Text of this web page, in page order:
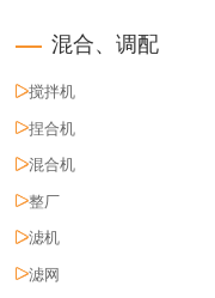
混合、调配
搅拌机
捏合机
混合机
整厂
滤机
滤网